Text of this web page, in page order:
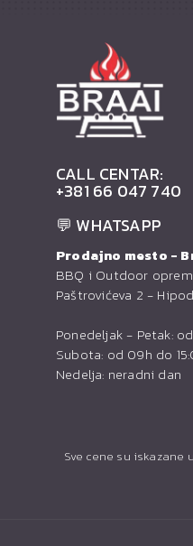
CALL CENTAR:
+381 66 047 740
💬 WHATSAPP
Prodajno mesto -
BBQ i Outdoor
Paštrovićeva 2 -
Ponedeljak - Petak:
Subota: od 09h do
Nedelja: neradni dan
Sve cene su